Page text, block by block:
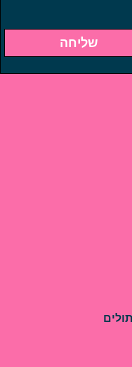
שליחה